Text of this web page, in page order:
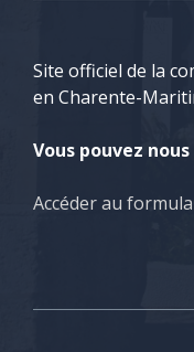
Site officiel de la
en Charente-
Vous pouvez
Accéder au